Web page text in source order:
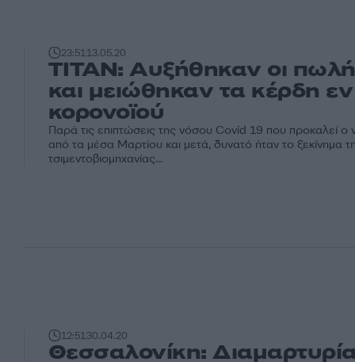
23:5113.05.20
ΤΙΤΑΝ: Αυξήθηκαν οι
και μειώθηκαν τα κέρδη
κορονοϊού
Παρά τις επιπτώσεις της νόσου Covid 19 που προκαλεί ο
από τα μέσα Μαρτίου και μετά, δυνατό ήταν το ξεκίνημα
τσιμεντοβιομηχανίας...
12:5130.04.20
Θεσσαλονίκη: